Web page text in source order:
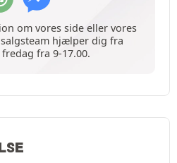
om vores side eller vores
hjælper dig fra
fra 9-17.00.